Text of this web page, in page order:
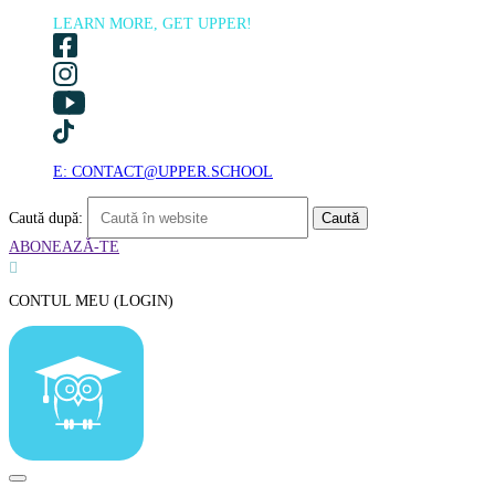
LEARN MORE, GET UPPER!
E: CONTACT@UPPER.SCHOOL
Caută după:
ABONEAZĂ-TE

CONTUL MEU (LOGIN)